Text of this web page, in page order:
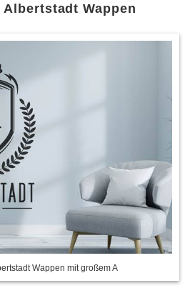
Albertstadt Wappen
Wappen mit großem A